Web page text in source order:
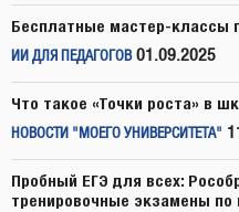
Бесплатные мастер-классы
ИИ ДЛЯ ПЕДАГОГОВ 01.09.2025
Что такое «Точки роста» в
НОВОСТИ "МОЕГО УНИВЕРСИТЕТА"
Пробный ЕГЭ для всех:
тренировочные экзамены по